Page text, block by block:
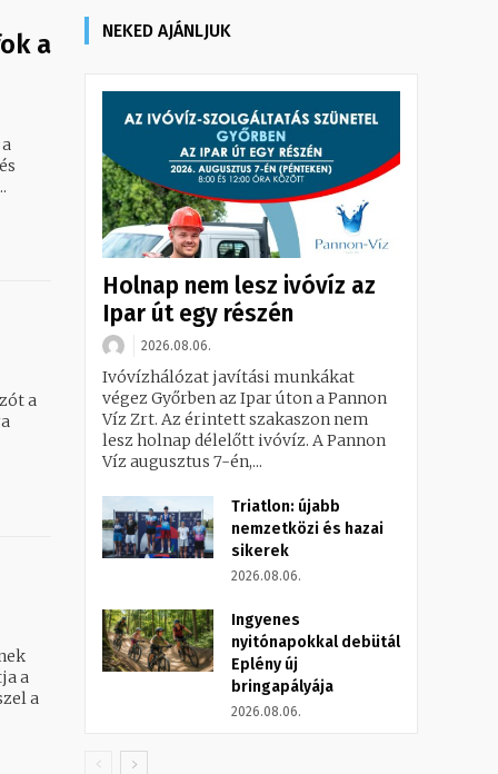
a
a
a
NEKED AJÁNLJUK
Holnap nem lesz ivóvíz az
Ipar út egy részén
2026.08.06.
Ivóvízhálózat javítási munkákat
végez Győrben az Ipar úton a Pannon
Víz Zrt. Az érintett szakaszon nem
lesz holnap délelőtt ivóvíz. A Pannon
Víz augusztus 7-én,...
Triatlon: újabb
nemzetközi és hazai
sikerek
2026.08.06.
Ingyenes
nyitónapokkal debütál
Eplény új
bringapályája
2026.08.06.